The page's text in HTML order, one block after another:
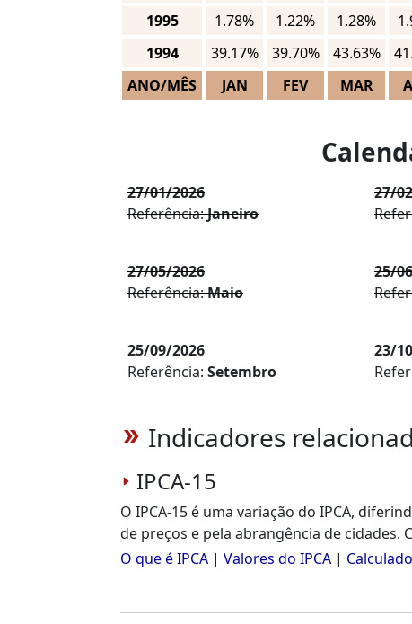
1995
1.78% 1.22% 1.28%
1994
39.17% 39.70% 43.63%
ANO/MÊS
JAN FEV MAR
27/01/2026
Referência:Janeiro
27/
27/05/2026
Referência:Maio
25/
25/09/2026
Referência: Setembro
23/
double_arrow Indicadores
IPCA-15
O IPCA-15 é uma variação do IPCA,
de preços e pela abrangência de cidades.
O que é IPCA | Valores do IPCA |